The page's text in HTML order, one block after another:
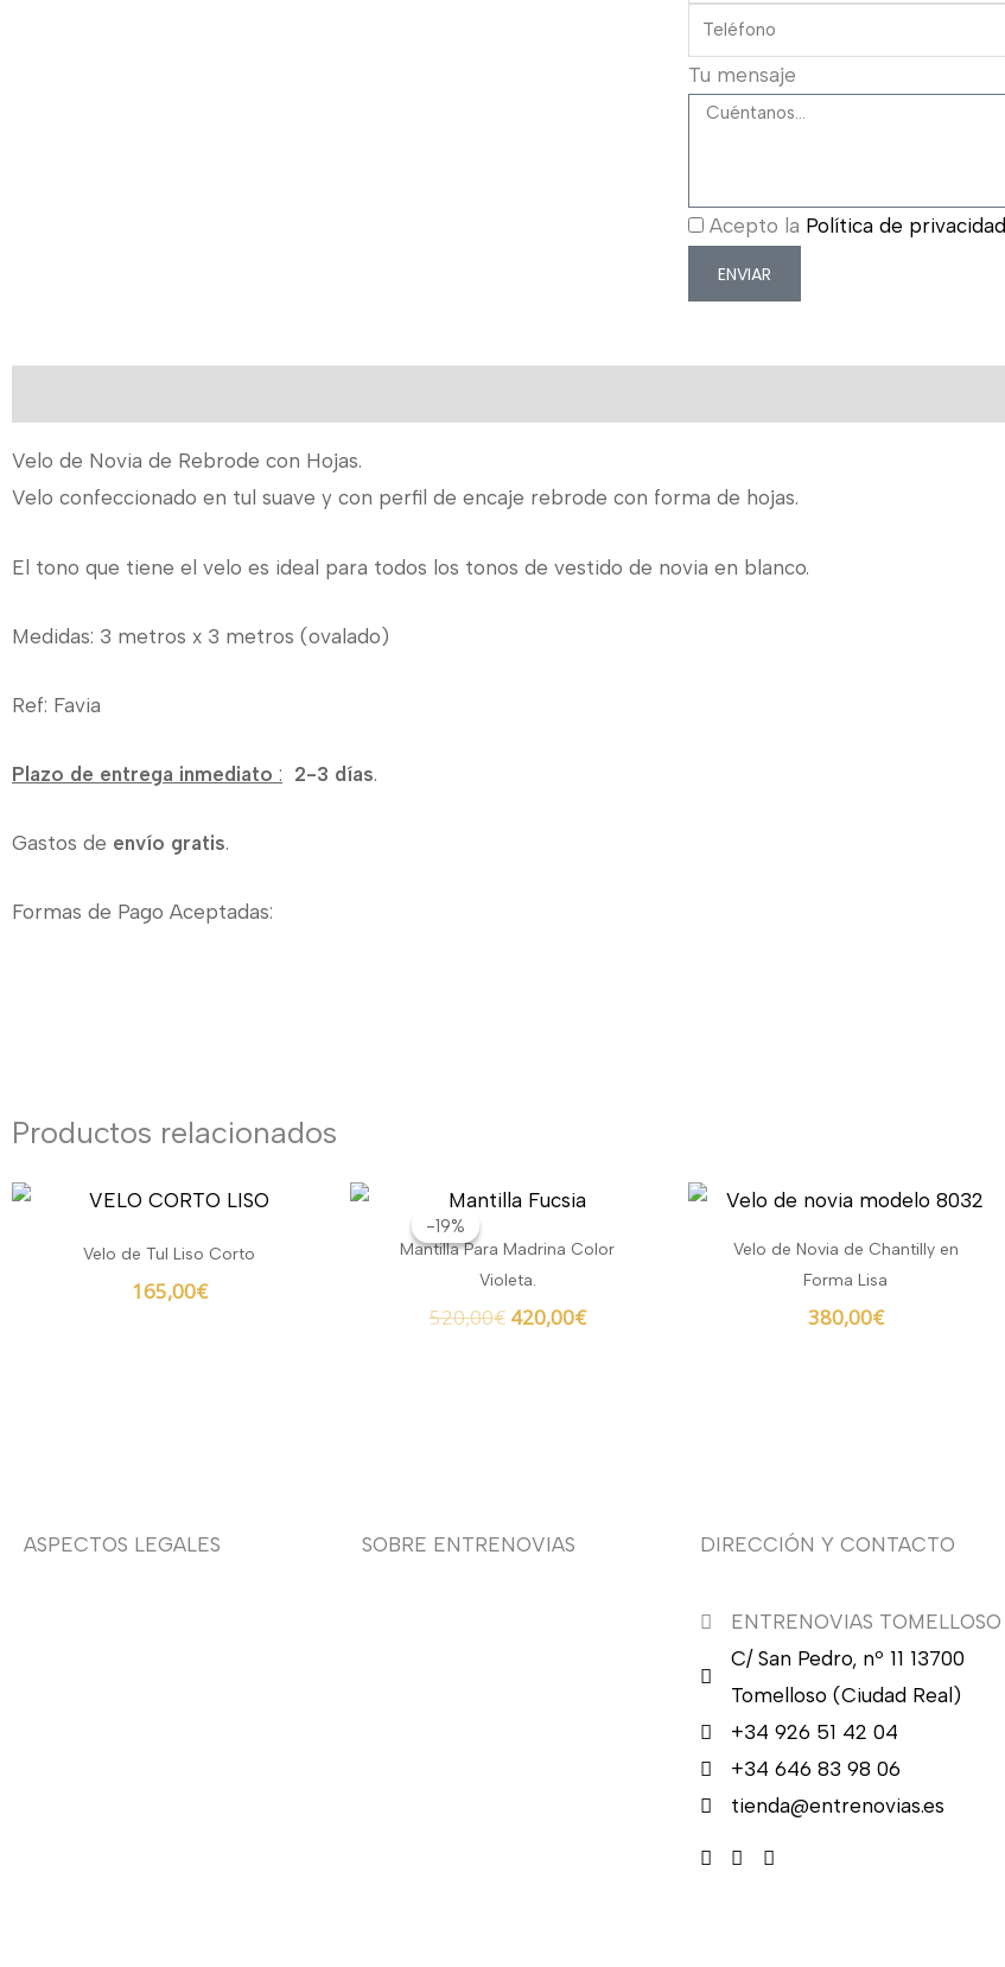
Tu mensaje
Acepto la Política de privacidad
ENVIAR
Velo de Novia de Rebrode con Hojas.
Velo confeccionado en tul suave y con perfil de encaje rebrode con forma de hojas.
El tono que tiene el velo es ideal para todos los tonos de vestido de novia en blanco.
Medidas: 3 metros x 3 metros (ovalado)
Ref: Favia
Plazo de entrega inmediato : 2-3 días.
Gastos de envío gratis.
Formas de Pago Aceptadas:
Productos relacionados
Velo de Tul Liso Corto
165,00€
-19%
-19%
Mantilla Para Madrina Color
Violeta.
520,00€
El
original
era:
420,00€
El
actual
Velo de Novia de Chantilly en
Forma Lisa
380,00€
ASPECTOS LEGALES SOBRE ENTRENOVIAS DIRECCIÓN Y CONTACTO
ENTRENOVIAS TOMELLOSO
C/ San Pedro, nº 11 13700
Tomelloso (Ciudad Real)
+34 926 51 42 04
+34 646 83 98 06
tienda@entrenovias.es